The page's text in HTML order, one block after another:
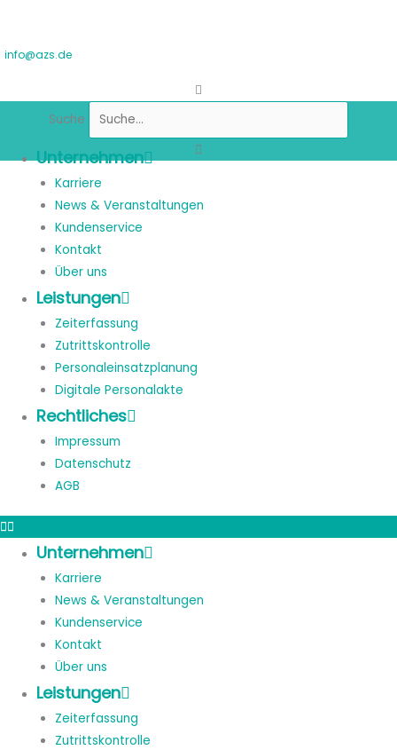
info@azs.de
Suche
Unternehmen
Karriere
News & Veranstaltungen
Kundenservice
Kontakt
Über uns
Leistungen
Zeiterfassung
Zutrittskontrolle
Personaleinsatzplanung
Digitale Personalakte
Rechtliches
Impressum
Datenschutz
AGB
Unternehmen
Karriere
News & Veranstaltungen
Kundenservice
Kontakt
Über uns
Leistungen
Zeiterfassung
Zutrittskontrolle